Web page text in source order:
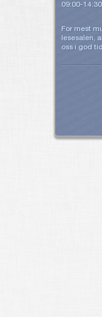
09:00-14:30
For mest
lesesalen,
oss i god